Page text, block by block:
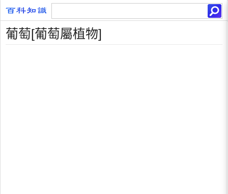
葡萄[葡萄屬植物]